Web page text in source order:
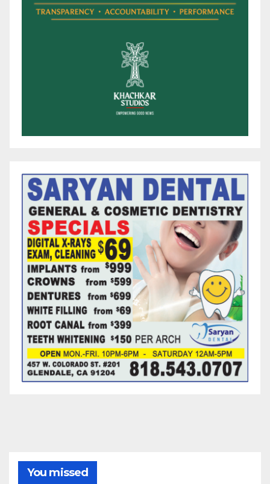
You missed